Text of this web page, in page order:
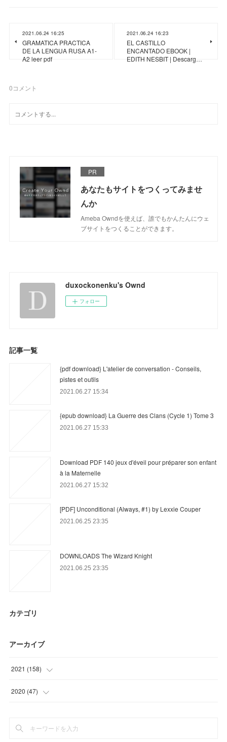
2021.06.24 16:25
GRAMATICA PRACTICA
DE LA LENGUA RUSA A1-
A2 leer pdf
2021.06.24 16:23
EL CASTILLO
ENCANTADO EBOOK |
EDITH NESBIT | Descarg…
0コメント
PR
あなたもサイトをつくってみませ
んか
Ameba Owndを使えば、誰でもかんたんにウェ
ブサイトをつくることができます。
duxockonenku's Ownd
フォロー
記事一覧
{pdf download} L'atelier de conversation - Conseils,
pistes et outils
2021.06.27 15:34
{epub download} La Guerre des Clans (Cycle 1) Tome 3
2021.06.27 15:33
Download PDF 140 jeux d'éveil pour préparer son enfant
à la Maternelle
2021.06.27 15:32
[PDF] Unconditional (Always, #1) by Lexxie Couper
2021.06.25 23:35
DOWNLOADS The Wizard Knight
2021.06.25 23:35
カテゴリ
アーカイブ
2021 (158)
(54 )
(
2020 (47)
(